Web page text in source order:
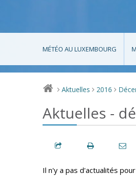
MÉTÉO AU LUXEMBOURG
> Aktuelles > 2016 >
Aktuelles -
Il n'y a pas d'actualités